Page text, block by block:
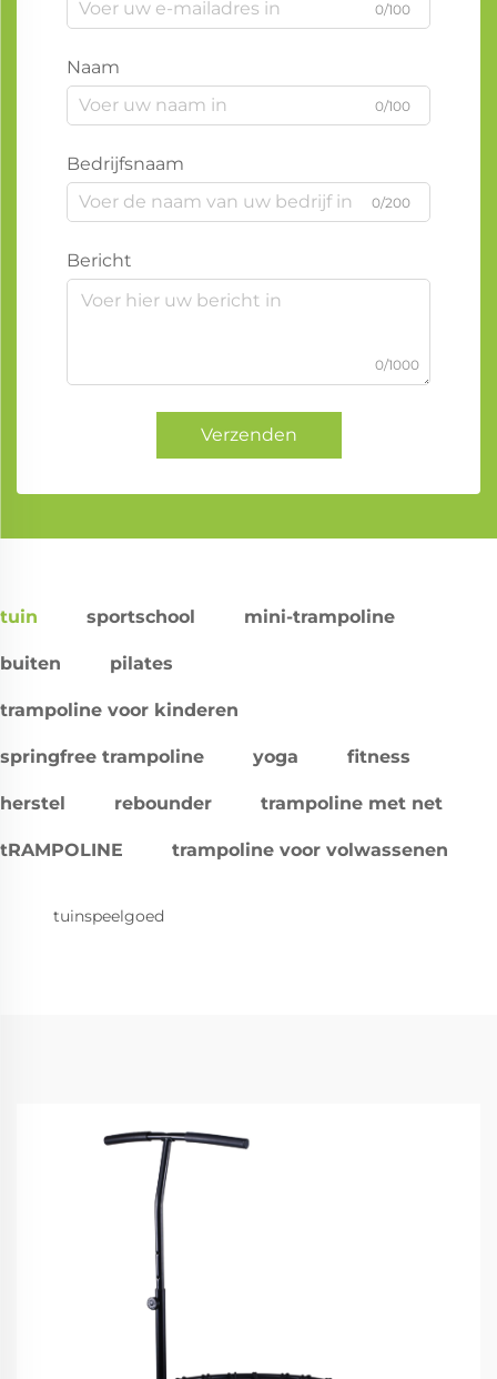
0/100
Naam
0/100
Bedrijfsnaam
0/200
Bericht
0/1000
Verzenden
tuin sportschool mini-trampoline
buiten pilates
trampoline voor kinderen
springfree trampoline yoga fitness
herstel rebounder trampoline met net
tRAMPOLINE trampoline voor volwassenen
tuinspeelgoed